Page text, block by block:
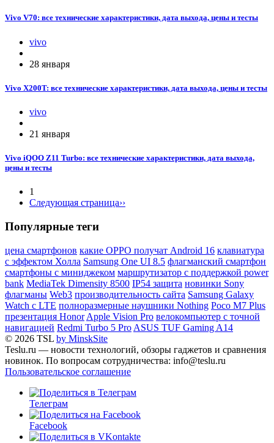
Vivo V70: все технические характеристики, дата выхода, цены и тесты
vivo
28 января
Vivo X200T: все технические характеристики, дата выхода, цены и тесты
vivo
21 января
Vivo iQOO Z11 Turbo: все технические характеристики, дата выхода,
цены и тесты
1
Следующая страница››
Популярные теги
цена смартфонов какие OPPO получат Android 16 клавиатура
с эффектом Холла Samsung One UI 8.5 флагманский смартфон
смартфоны с миниджеком маршрутизатор с поддержкой power
bank MediaTek Dimensity 8500 IP54 защита новинки Sony
флагманы Web3 производительность сайта Samsung Galaxy
Watch с LTE полноразмерные наушники Nothing Poco M7 Plus
презентация Honor Apple Vision Pro велокомпьютер с точной
навигацией Redmi Turbo 5 Pro ASUS TUF Gaming A14
© 2026 TSL by MinskSite
Teslu.ru — новости технологий, обзоры гаджетов и сравнения
новинок. По вопросам сотрудничества: info@teslu.ru
Пользовательское соглашение
Телеграм
Facebook